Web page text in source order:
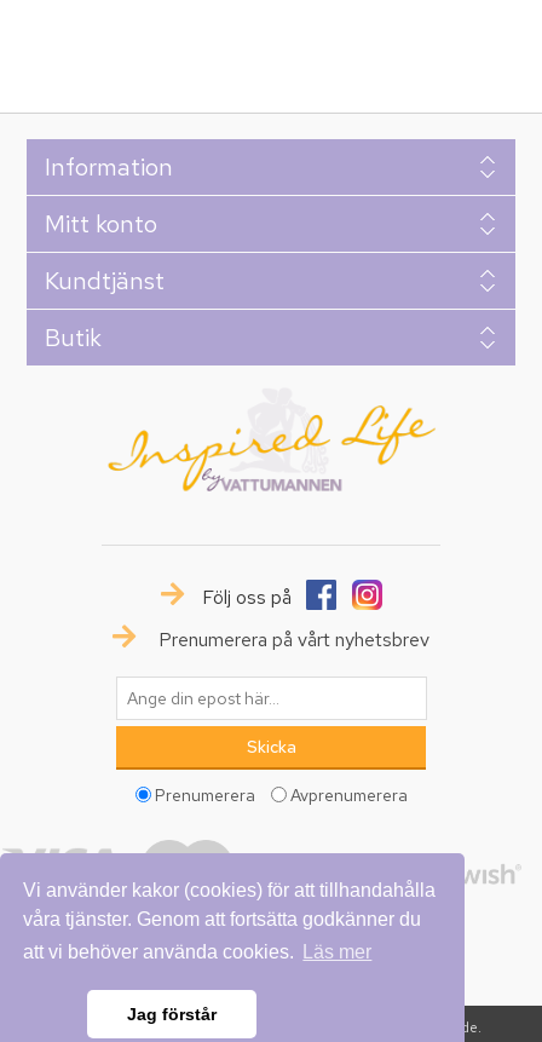
Vi använder kakor (cookies) för att tillhandahålla
våra tjänster. Genom att fortsätta godkänner du
att vi behöver använda cookies.
Läs mer
Jag förstår
Information
Mitt konto
Kundtjänst
Butik
Följ oss på
Prenumerera på vårt nyhetsbrev
Prenumerera Avprenumerera
Copyright © 2026 Vattumannen. Alla rättigheter reserverade.